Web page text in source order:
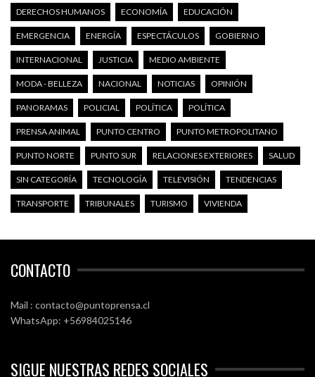
DERECHOS HUMANOS ECONOMÍA EDUCACIÓN
EMERGENCIA ENERGÍA ESPECTÁCULOS GOBIERNO
INTERNACIONAL JUSTICIA MEDIO AMBIENTE
MODA - BELLEZA NACIONAL NOTICIAS OPINIÓN
PANORAMAS POLICIAL POLÍTICA POLÍTICA
PRENSA ANIMAL PUNTO CENTRO PUNTO METROPOLITANO
PUNTO NORTE PUNTO SUR RELACIONES EXTERIORES SALUD
SIN CATEGORÍA TECNOLOGÍA TELEVISIÓN TENDENCIAS
TRANSPORTE TRIBUNALES TURISMO VIVIENDA
CONTACTO
Mail : contacto@puntoprensa.cl
WhatsApp: +56984025146
SIGUE NUESTRAS REDES SOCIALES